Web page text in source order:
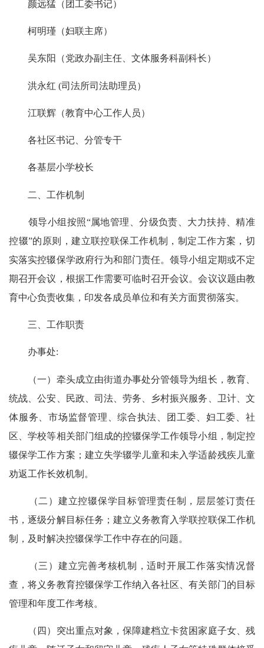
颜远猛（团工委书记）
柯明瑾（妇联主席）
吴东阳（党政办副主任、文体服务科副科长）
洪永红 (司法所司法助理员）
江联辉（教育中心工作人员）
各社区书记、分管专干
各基层小学校长
二、工作机制
领导小组按照“属地管理、分级负责、大力扶持、精准
控辍”的原则，建立联控联保工作机制，制定工作方案，切
实落实控辍保学政府行为和部门责任。领导小组定期或不定
期召开会议，根据工作需要可临时召开会议。会议议题由教
育中心负责收集，印发各成员单位和有关方面贯彻落实。
三、工作职责
办事处:
（一）牵头成立由街道办事处分管领导为组长，教育、
统战、公安、民政、司法、劳务、乡村振兴服务、卫计、文
体服务、市场监督管理、综合执法、团工委、妇工委、社
区、学校等相关部门组成的控辍保学工作领导小组，制定控
辍保学工作方案；建立失学辍学儿童和未入学适龄残疾儿童
劝返工作长效机制。
（二）建立控辍保学目标管理责任制，层层签订责任
书，逐级分解目标任务；建立义务教育入学联控联保工作机
制，及时解决控辍保学工作中存在的问题。
（三）建立完善考核机制，适时开展工作落实情况督
查，将义务教育控辍保学工作纳入各社区、有关部门的目标
管理和年度工作考核。
（四）突出重点对象，保障建档立卡贫困家庭子女、残